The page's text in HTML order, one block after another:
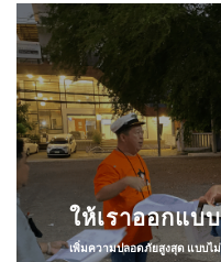
ให้เราออกแบ
เพิ่มความปลอดภัยสูงสุด แบบไ